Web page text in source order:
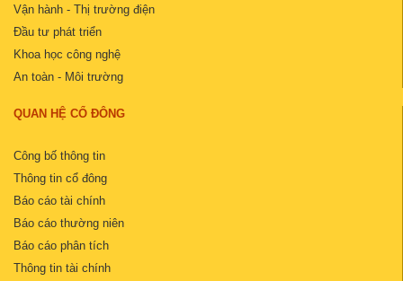
Vận hành - Thị trường điện
Đầu tư phát triển
Khoa học công nghệ
An toàn - Môi trường
QUAN HỆ CỔ ĐÔNG
Công bố thông tin
Thông tin cổ đông
Báo cáo tài chính
Báo cáo thường niên
Báo cáo phân tích
Thông tin tài chính